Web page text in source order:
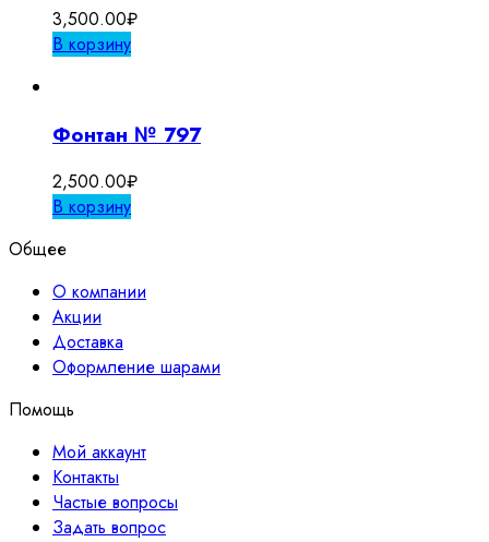
3,500.00₽
В корзину
Фонтан № 797
2,500.00₽
В корзину
Общее
О компании
Акции
Доставка
Оформление шарами
Помощь
Мой аккаунт
Контакты
Частые вопросы
Задать вопрос